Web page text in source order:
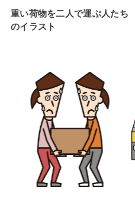
重い荷物を二人で運ぶ人たち
のイラスト